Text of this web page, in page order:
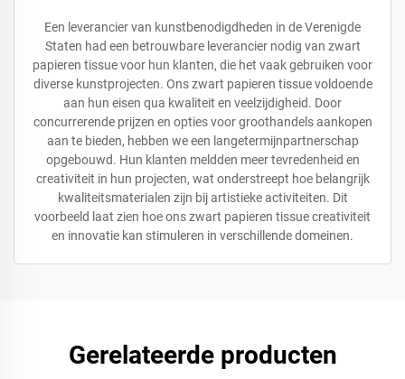
Een leverancier van kunstbenodigdheden in de Verenigde
Staten had een betrouwbare leverancier nodig van zwart
papieren tissue voor hun klanten, die het vaak gebruiken voor
diverse kunstprojecten. Ons zwart papieren tissue voldoende
aan hun eisen qua kwaliteit en veelzijdigheid. Door
concurrerende prijzen en opties voor groothandels aankopen
aan te bieden, hebben we een langetermijnpartnerschap
opgebouwd. Hun klanten meldden meer tevredenheid en
creativiteit in hun projecten, wat onderstreept hoe belangrijk
kwaliteitsmaterialen zijn bij artistieke activiteiten. Dit
voorbeeld laat zien hoe ons zwart papieren tissue creativiteit
en innovatie kan stimuleren in verschillende domeinen.
Gerelateerde producten